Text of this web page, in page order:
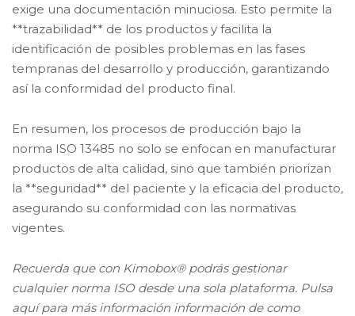
exige una documentación minuciosa. Esto permite la
**trazabilidad** de los productos y facilita la
identificación de posibles problemas en las fases
tempranas del desarrollo y producción, garantizando
así la conformidad del producto final.
En resumen, los procesos de producción bajo la
norma ISO 13485 no solo se enfocan en manufacturar
productos de alta calidad, sino que también priorizan
la **seguridad** del paciente y la eficacia del producto,
asegurando su conformidad con las normativas
vigentes.
Recuerda que con Kimobox® podrás gestionar
cualquier norma ISO desde una sola plataforma. Pulsa
aquí para más información información de como